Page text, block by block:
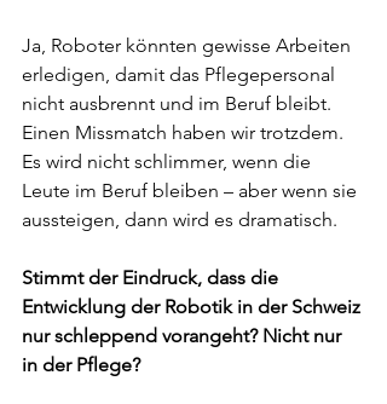
Ja, Roboter könnten gewisse Arbeiten
erledigen, damit das Pflegepersonal
nicht ausbrennt und im Beruf bleibt.
Einen Missmatch haben wir trotzdem.
Es wird nicht schlimmer, wenn die
Leute im Beruf bleiben – aber wenn sie
aussteigen, dann wird es dramatisch.
Stimmt der Eindruck, dass die
Entwicklung der Robotik in der Schweiz
nur schleppend vorangeht? Nicht nur
in der Pflege?